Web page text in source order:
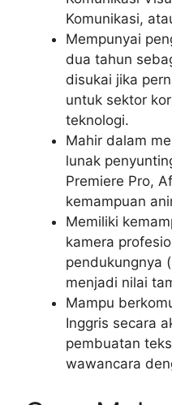
Komunikasi,
Mempunyai
dua tahun
disukai jika
untuk sektor
teknologi.
Mahir dalam
lunak
Premiere Pro,
kemampuan
Memiliki
kamera
pendukungnya
menjadi nilai
Mampu
Inggris secara
pembuatan
wawancara